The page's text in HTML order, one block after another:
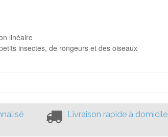
linéaire
insectes, de rongeurs et des oiseaux
Livraison rapide à domicile